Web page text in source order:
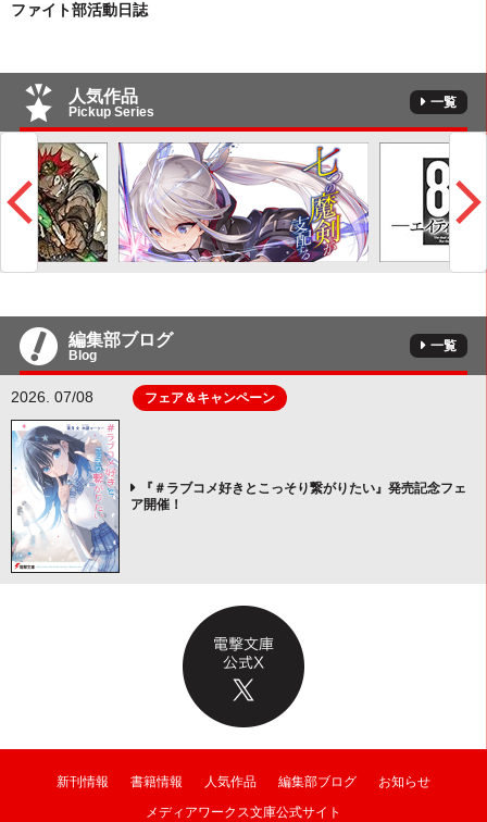
ファイト部活動日誌
人気作品
Pickup Series
一覧
編集部ブログ
Blog
一覧
2026. 07/08 フェア＆キャンペーン
『＃ラブコメ好きとこっそり繋がりたい』発売記念フェ
ア開催！
新刊情報 書籍情報 人気作品 編集部ブログ
お知らせ
メディアワークス文庫公式サイト